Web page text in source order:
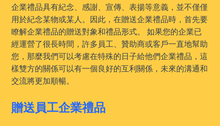
企業禮品具有紀念、感謝、宣傳、表揚等意義，並不僅僅
用於紀念某物或某人。因此，在贈送企業禮品時，首先要
瞭解企業禮品的贈送對象和禮品形式。 如果您的企業已
經運營了很長時間，許多員工、贊助商或客戶一直地幫助
您，那麼我們可以考慮在特殊的日子給他們企業禮品，這
樣雙方的關係可以有一個良好的互利關係，未來的溝通和
交流將更加順暢。
贈送員工企業禮品